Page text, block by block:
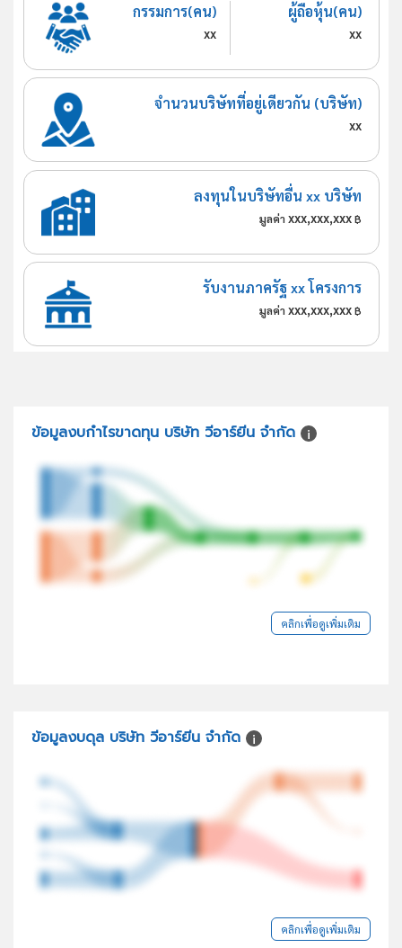
กรรมการ(คน)
xx
ผู้ถือหุ้น(คน)
xx
จำนวนบริษัทที่อยู่เดียวกัน (บริษัท)
xx
ลงทุนในบริษัทอื่น xx บริษัท
มูลค่า xxx,xxx,xxx ฿
รับงานภาครัฐ xx โครงการ
มูลค่า xxx,xxx,xxx ฿
ข้อมูลงบกำไรขาดทุน บริษัท วีอาร์ยีน จำกัด
คลิกเพื่อดูเพิ่มเติม
ข้อมูลงบดุล บริษัท วีอาร์ยีน จำกัด
คลิกเพื่อดูเพิ่มเติม